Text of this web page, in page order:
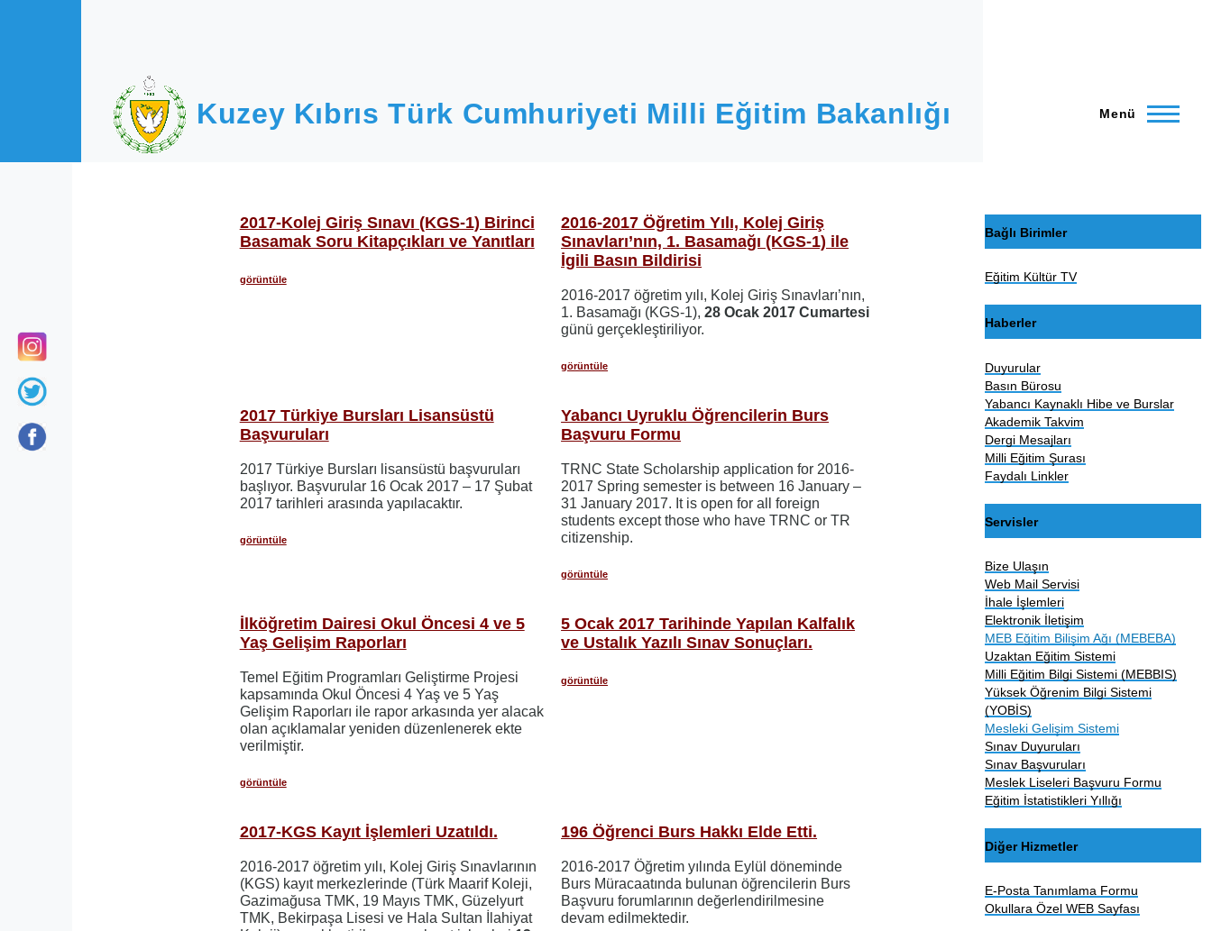
Kuzey Kıbrıs Türk Cumhuriyeti Milli Eğitim Bakanlığı Menü
2017-Kolej Giriş Sınavı (KGS-1) Birinci
Basamak Soru Kitapçıkları ve Yanıtları
görüntüle
2016-2017 Öğretim Yılı, Kolej Giriş
Sınavları’nın, 1. Basamağı (KGS-1) ile
İgili Basın Bildirisi
2016-2017 öğretim yılı, Kolej Giriş Sınavları’nın,
1. Basamağı (KGS-1),28 Ocak 2017 Cumartesi
günü gerçekleştiriliyor.
görüntüle
2017 Türkiye Bursları Lisansüstü
Başvuruları
2017 Türkiye Bursları lisansüstü başvuruları
başlıyor. Başvurular 16 Ocak 2017 – 17 Şubat
2017 tarihleri arasında yapılacaktır.
görüntüle
Yabancı Uyruklu Öğrencilerin Burs
Başvuru Formu
TRNC State Scholarship application for 2016-
2017 Spring semester is between 16 January –
31 January 2017. It is open for all foreign
students except those who have TRNC or TR
citizenship.
görüntüle
İlköğretim Dairesi Okul Öncesi 4 ve 5
Yaş Gelişim Raporları
Temel Eğitim Programları Geliştirme Projesi
kapsamında Okul Öncesi 4 Yaş ve 5 Yaş
Gelişim Raporları ile rapor arkasında yer alacak
olan açıklamalar yeniden düzenlenerek ekte
verilmiştir.
görüntüle
5 Ocak 2017 Tarihinde Yapılan Kalfalık
ve Ustalık Yazılı Sınav Sonuçları.
görüntüle
2017-KGS Kayıt İşlemleri Uzatıldı.
2016-2017 öğretim yılı, Kolej Giriş Sınavlarının
(KGS) kayıt merkezlerinde (Türk Maarif Koleji,
Gazimağusa TMK, 19 Mayıs TMK, Güzelyurt
TMK, Bekirpaşa Lisesi ve Hala Sultan İlahiyat
196 Öğrenci Burs Hakkı Elde Etti.
2016-2017 Öğretim yılında Eylül döneminde
Burs Müracaatında bulunan öğrencilerin Burs
Başvuru forumlarının değerlendirilmesine
devam edilmektedir.
Bağlı Birimler
Eğitim Kültür TV
Haberler
Duyurular
Basın Bürosu
Yabancı Kaynaklı Hibe ve Burslar
Akademik Takvim
Dergi Mesajları
Milli Eğitim Şurası
Faydalı Linkler
Servisler
Bize Ulaşın
Web Mail Servisi
İhale İşlemleri
Elektronik İletişim
MEB Eğitim Bilişim Ağı (MEBEBA)
Uzaktan Eğitim Sistemi
Milli Eğitim Bilgi Sistemi (MEBBIS)
Yüksek Öğrenim Bilgi Sistemi
(YOBİS)
Mesleki Gelişim Sistemi
Sınav Duyuruları
Sınav Başvuruları
Meslek Liseleri Başvuru Formu
Eğitim İstatistikleri Yıllığı
Diğer Hizmetler
E-Posta Tanımlama Formu
Okullara Özel WEB Sayfası